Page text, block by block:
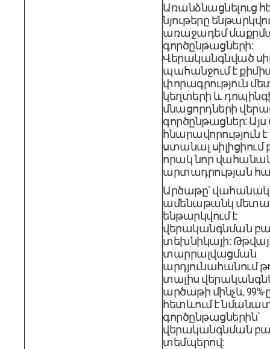
Առանձնացնելուց
նյութերը
առաջադեմ
գործընթացների:
Վերականգնված
պահանջում է
փորագրություն
կեղտերի և
մնացորդների
գործընթացներ: Այս
հնարավորություն
ստանալ
որակ նոր
արտադրության
Արծաթը՝
ամենաթանկ
ենթարկվում է
վերականգնման
տեխնիկայի:
տարրալվացման
արդյունահանում
տալիս
արծաթի մինչև 99%-
հետևում է
գործընթացներին՝
վերականգնման
տեմպերով: